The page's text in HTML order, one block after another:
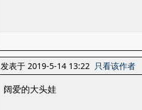
发表于 2019-5-14 13:22 只看该作者
阔爱的大头娃